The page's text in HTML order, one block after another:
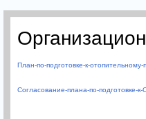
План-по-подготовке-к-отопительному-
Согласование-плана-по-подготовке-